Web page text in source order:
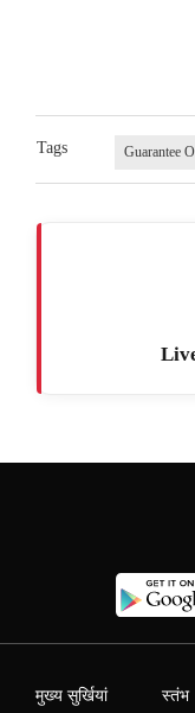
Tags Guarantee
मुख्य सुर्खियां स्तंभ